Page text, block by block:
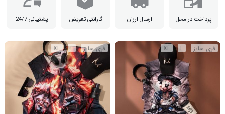
پرداخت در محل ارسال ارزان گارانتی تعویض پشتیبانی 24/7
فری سایز L
XL فری سایز L
XL